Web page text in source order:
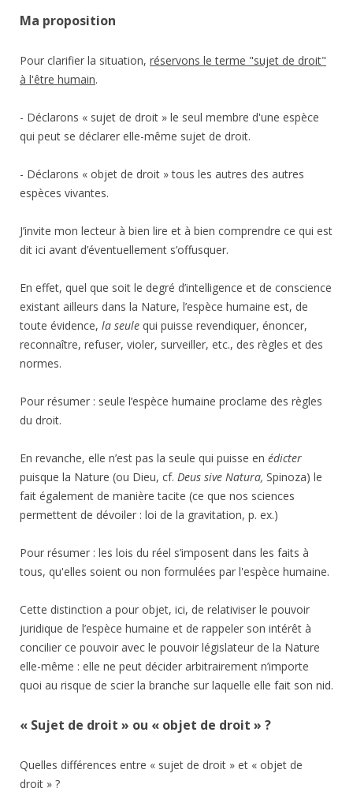
Ma proposition
Pour clarifier la situation, réservons le terme "sujet de droit"
à l'être humain.
- Déclarons « sujet de droit » le seul membre d'une espèce
qui peut se déclarer elle-même sujet de droit.
- Déclarons « objet de droit » tous les autres des autres
espèces vivantes.
J’invite mon lecteur à bien lire et à bien comprendre ce qui est
dit ici avant d’éventuellement s’offusquer.
En effet, quel que soit le degré d’intelligence et de conscience
existant ailleurs dans la Nature, l’espèce humaine est, de
toute évidence, la seule qui puisse revendiquer, énoncer,
reconnaître, refuser, violer, surveiller, etc., des règles et des
normes.
Pour résumer : seule l’espèce humaine proclame des règles
du droit.
En revanche, elle n’est pas la seule qui puisse en édicter
puisque la Nature (ou Dieu, cf. Deus sive Natura, Spinoza) le
fait également de manière tacite (ce que nos sciences
permettent de dévoiler : loi de la gravitation, p. ex.)
Pour résumer : les lois du réel s’imposent dans les faits à
tous, qu'elles soient ou non formulées par l'espèce humaine.
Cette distinction a pour objet, ici, de relativiser le pouvoir
juridique de l’espèce humaine et de rappeler son intérêt à
concilier ce pouvoir avec le pouvoir législateur de la Nature
elle-même : elle ne peut décider arbitrairement n’importe
quoi au risque de scier la branche sur laquelle elle fait son nid.
« Sujet de droit » ou « objet de droit » ?
Quelles différences entre « sujet de droit » et « objet de
droit » ?